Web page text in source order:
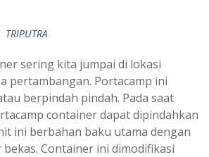
TRIPUTRA
sering kita jumpai di lokasi
pertambangan. Portacamp ini
berpindah pindah. Pada saat
container dapat dipindahkan
ini berbahan baku utama dengan
Container ini dimodifikasi